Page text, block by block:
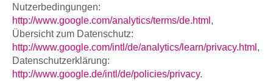
Nutzerbedingungen:
http://www.google.com/analytics/terms/de.html ,
Übersicht zum Datenschutz:
http://www.google.com/intl/de/analytics/learn/privacy.html ,
Datenschutzerklärung:
http://www.google.de/intl/de/policies/privacy.